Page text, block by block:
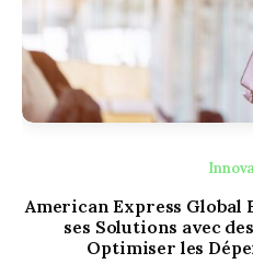
American Express Global
ses Solutions avec
Optimiser les